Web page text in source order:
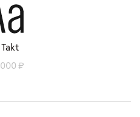
Takt
₽